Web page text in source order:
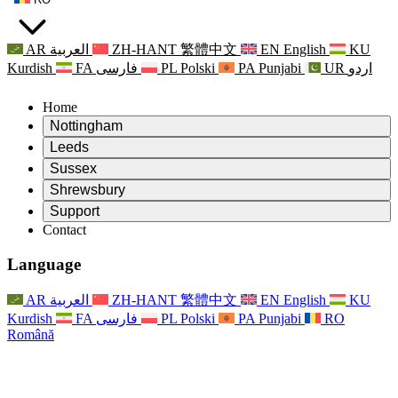
AR العربية ZH-HANT 繁體中文 EN English
KU
Kurdish
FA فارسی PL Polski PA Punjabi UR اردو
Home
Nottingham
Review
Președintele revizuirii
Echipa independentă de evaluare
Termeni de referință
Raportul final al evaluării independente
Întrebări frecvente
Procesul de feedback al familiei
Buletine informative
Renunțare
Evenimente
Leeds
Review
Președintele revizuirii
Echipa independentă de evaluare
Termeni de referință
Contact
Sprijin psihologic pentru familii
Actualizări pentru familii
Evenimente
For Staff
Sprijin pentru personal
Vocile personalului
Sussex
Review
Președintele revizuirii
Echipa independentă de evaluare
Termeni de referință
For Families
Actualizări pentru familii
Evenimente
For Staff
Shrewsbury
Review
Termeni de referință pentru revizuirea maternității
Raportul final al evaluării independente
Primul raport al evaluării independente
For Families
Actualizări
Support
Leeds
Nottingham
Serviciul de asistență psihologică familială
Sprijin în caz de criză în domeniul sănătății mintale
Servicii regionale Nottingham
National
Sepsis Charities
Contact
Language
AR العربية ZH-HANT 繁體中文 EN English
KU
Kurdish
FA فارسی PL Polski PA Punjabi
RO
Română